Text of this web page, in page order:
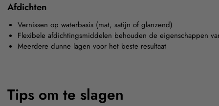
Afdichten
Vernissen op waterbasis (mat, satijn of glanzend)
Flexibele afdichtingsmiddelen behouden de eigenschappen
Meerdere dunne lagen voor het beste resultaat
Tips om te slagen